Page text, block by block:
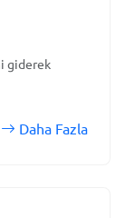
giderek
Daha Fazla